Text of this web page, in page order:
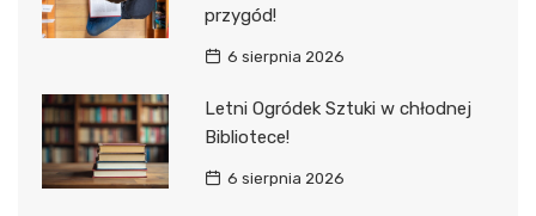
przygód!
6 sierpnia 2026
Letni Ogródek Sztuki w chłodnej
Bibliotece!
6 sierpnia 2026